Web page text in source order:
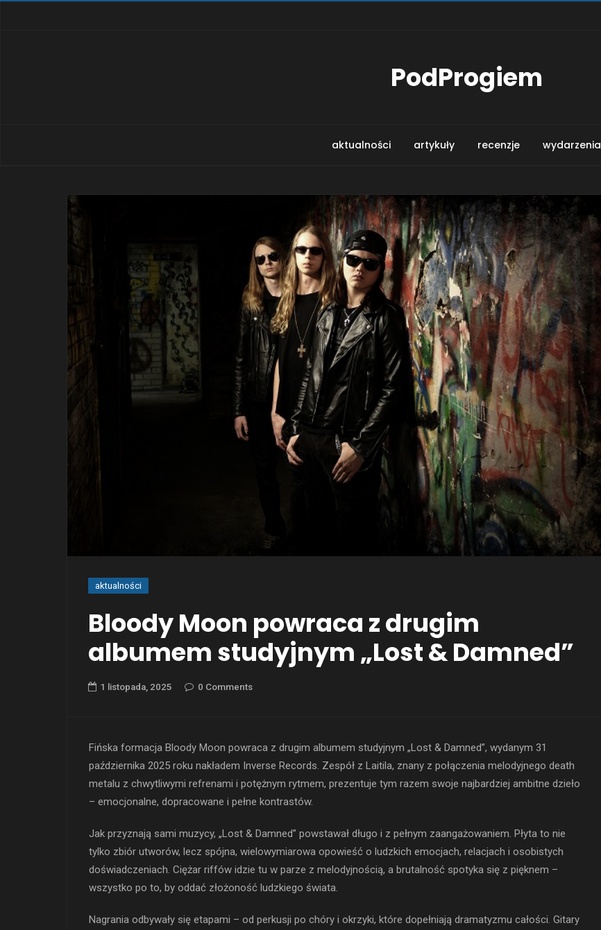
PodProgiem
aktualności artykuły recenzje wydarzenia
aktualności
Bloody Moon powraca z drugim
albumem studyjnym „Lost & Damned”
1 listopada, 2025 0 Comments
Fińska formacja Bloody Moon powraca z drugim albumem studyjnym „Lost & Damned”, wydanym 31
października 2025 roku nakładem Inverse Records. Zespół z Laitila, znany z połączenia melodyjnego death
metalu z chwytliwymi refrenami i potężnym rytmem, prezentuje tym razem swoje najbardziej ambitne dzieło
– emocjonalne, dopracowane i pełne kontrastów.
Jak przyznają sami muzycy, „Lost & Damned” powstawał długo i z pełnym zaangażowaniem. Płyta to nie
tylko zbiór utworów, lecz spójna, wielowymiarowa opowieść o ludzkich emocjach, relacjach i osobistych
doświadczeniach. Ciężar riffów idzie tu w parze z melodyjnością, a brutalność spotyka się z pięknem –
wszystko po to, by oddać złożoność ludzkiego świata.
Nagrania odbywały się etapami – od perkusji po chóry i okrzyki, które dopełniają dramatyzmu całości. Gitary